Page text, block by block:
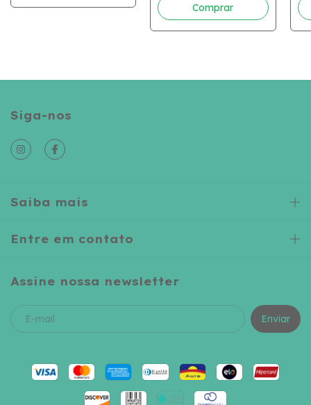
Comprar
Siga-nos
Saiba mais
Entre em contato
Assine nossa newsletter